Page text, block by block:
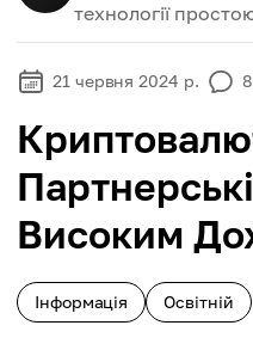
технології
21 червня 2024 р.
Високим
Інформація Освітній